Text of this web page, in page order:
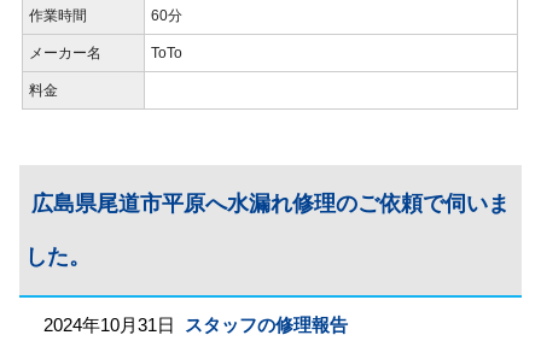
作業時間 60分
メーカー名 ToTo
料金
広島県尾道市平原へ水漏れ修理のご依頼で伺いま
した。
2024年10月31日 スタッフの修理報告